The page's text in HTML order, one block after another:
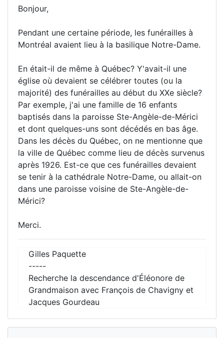
Bonjour,
Pendant une certaine période, les funérailles à
Montréal avaient lieu à la basilique Notre-Dame.
En était-il de même à Québec? Y'avait-il une
église où devaient se célébrer toutes (ou la
majorité) des funérailles au début du XXe siècle?
Par exemple, j'ai une famille de 16 enfants
baptisés dans la paroisse Ste-Angèle-de-Mérici
et dont quelques-uns sont décédés en bas âge.
Dans les décès du Québec, on ne mentionne que
la ville de Québec comme lieu de décès survenus
après 1926. Est-ce que ces funérailles devaient
se tenir à la cathédrale Notre-Dame, ou allait-on
dans une paroisse voisine de Ste-Angèle-de-
Mérici?
Merci.
Gilles Paquette
-----
Recherche la descendance d'Éléonore de
Grandmaison avec François de Chavigny et
Jacques Gourdeau